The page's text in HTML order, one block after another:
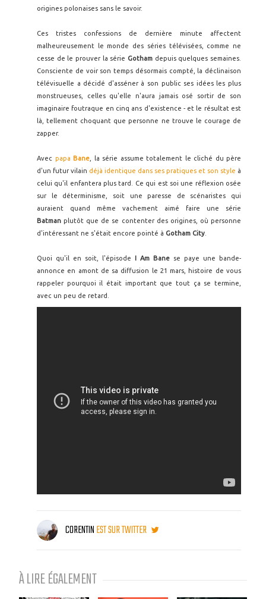
origines polonaises sans le savoir.
Ces tristes confessions de dernière minute affectent
malheureusement le monde des séries télévisées, comme ne
cesse de le prouver la série Gotham depuis quelques semaines.
Consciente de voir son temps désormais compté, la déclinaison
télévisuelle a décidé d'asséner à son public ses idées les plus
monstrueuses, celles qu'elle n'aura jamais osé sortir de son
imaginaire foutraque en cinq ans d'existence - et le résultat est
là, tellement choquant que personne ne trouve le courage de
zapper.
Avec papa Bane , la série assume totalement le cliché du père
d'un futur vilain déjà identique dans ses pratiques et son style à
celui qu'il enfantera plus tard. Ce qui est soi une réflexion osée
sur le déterminisme, soit une paresse de scénaristes qui
auraient quand même vachement aimé faire une série
Batman plutôt que de se contenter des origines, où personne
d'intéressant ne s'était encore pointé à Gotham City
Quoi qu'il en soit, l'épisode I Am Bane se paye une bande-
annonce en amont de sa diffusion le 21 mars, histoire de vous
rappeler pourquoi il était important que tout ça se termine,
avec un peu de retard.
CORENTINEST SUR TWITTER
À LIRE ÉGALEMENT